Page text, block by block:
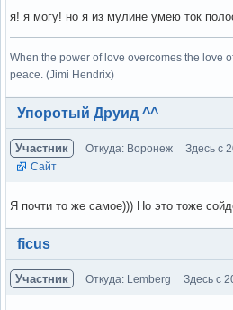
я! я могу! но я из мулине умею ток
When the power of love overcomes the love
peace. (Jimi Hendrix)
Вне форума
Упоротый Друид ^^
Участник Откуда: Воронеж Здесь с
Сайт
Я почти то же самое))) Но это тоже
Вне форума
ficus
Участник Откуда: Lemberg Здесь с